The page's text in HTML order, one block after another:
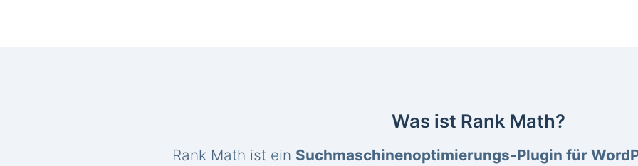
Was ist Rank Math?
Rank Math ist ein Suchmaschinenoptimierungs-Plugin für